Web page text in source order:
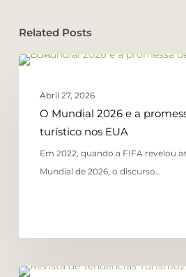
Related Posts
Abril 27, 2026
O Mundial 2026 e a
turístico nos EUA
Em 2022, quando a FIFA revelou
Mundial de 2026, o discurso…